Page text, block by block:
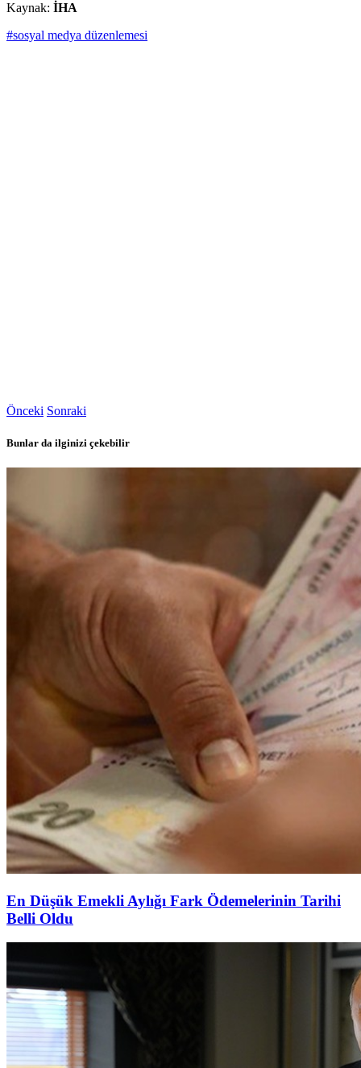
Kaynak: İHA
#sosyal medya düzenlemesi
Önceki Sonraki
Bunlar da ilginizi çekebilir
En Düşük Emekli Aylığı Fark Ödemelerinin Tarihi
Belli Oldu